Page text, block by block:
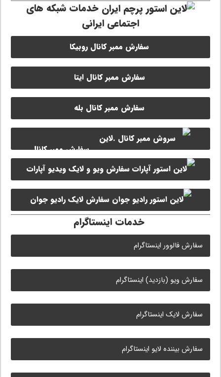
خدمات شبکه های
اجتماعی ایرانی
سفارش ممبر کانال روبیکا
سفارش ممبر کانال ایتا
سفارش ممبر کانال بله
سفارش ممبر کانال
سروش
سفارش ویو و لایک ویدیو آپارات
سفارش لایک رادیو جوان
خدمات اینستاگرام
سفارش فالوور اینستاگرام
سفارش ویو (بازدید) اینستاگرام
سفارش لایک اینستاگرام
سفارش بیننده لایو اینستاگرام